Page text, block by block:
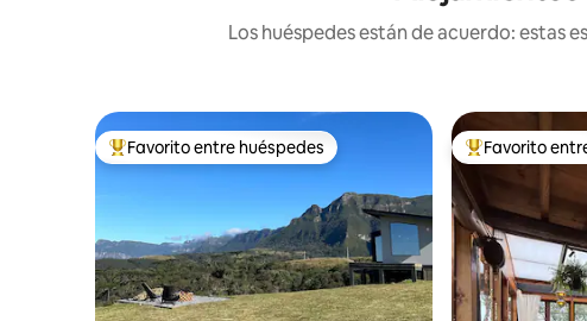
Los huéspedes están de acuerdo: estas
De los mejores en Favorito entre huéspedes
Favorito entre huéspedes De los mejores
Favorito